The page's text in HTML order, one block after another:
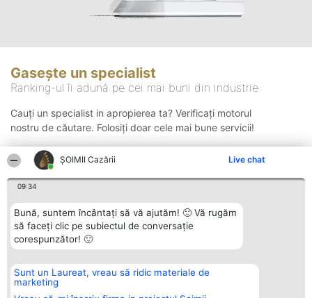
ȘOIMII Cazării Live chat
09:34
Bună, suntem încântați să vă ajutăm! 🙂 Vă rugăm
să faceți clic pe subiectul de conversație
corespunzător! 🙂
Sunt un Laureat, vreau să ridic materiale de
marketing
Gasește un specialist
Ranking-ul îi adună pe cei mai buni din industrie
Cauți un specialist in apropierea ta? Verificați motorul
nostru de căutare. Folosiți doar cele mai bune servicii!
Organizator Ranking
BRIGHT SOLUTIONS BR SRL
Aleea Timisul De Sus 2 Bl. A30
Plebiscyt
Lista Tuturor
Contact